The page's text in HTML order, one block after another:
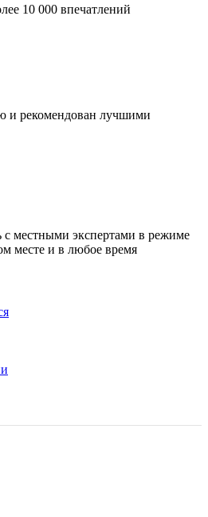
10 000 впечатлений
и рекомендован лучшими
местными экспертами в режиме
месте и в любое время